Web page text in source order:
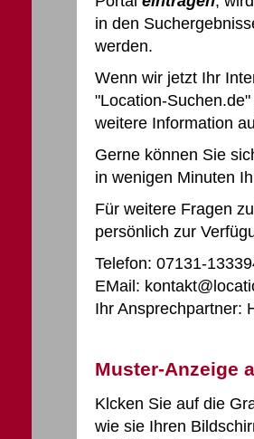
in den
werden.
Wenn wir jetzt Ihr
"Location-Suchen.de"
weitere Information
Gerne können Sie
in wenigen Minuten
Für weitere Fragen
persönlich zur
Telefon: 07131-
EMail:
Ihr Ansprechpartner:
Muster-Anzeige
Klcken Sie auf die
wie sie Ihren